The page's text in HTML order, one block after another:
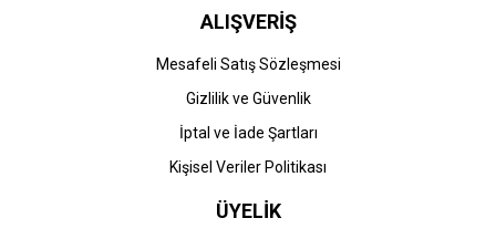
ALIŞVERİŞ
Mesafeli Satış Sözleşmesi
Gizlilik ve Güvenlik
İptal ve İade Şartları
Kişisel Veriler Politikası
ÜYELİK